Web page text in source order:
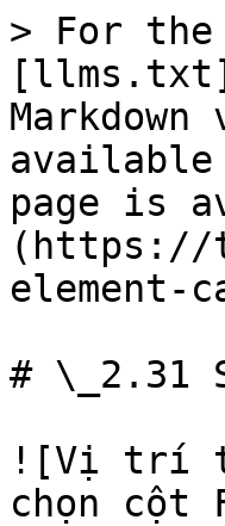
> For the
available
page is
(https://
element-
# \_2.31
![Vị trí
chọn cột